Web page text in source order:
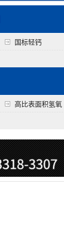
国标轻钙
高比表面积氢氧